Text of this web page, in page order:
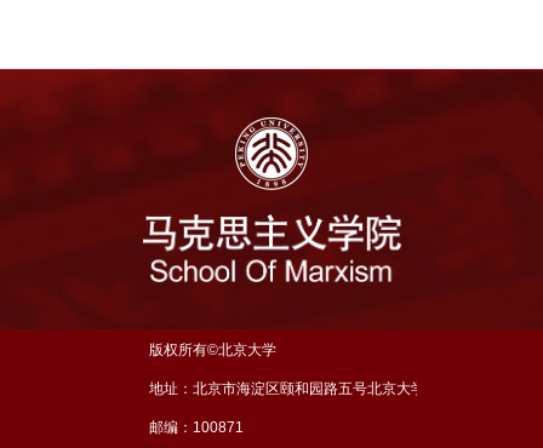
版权所有©北京大学
地址：北京市海淀区颐和园路五号北京大学理科五号楼三层
邮编：100871